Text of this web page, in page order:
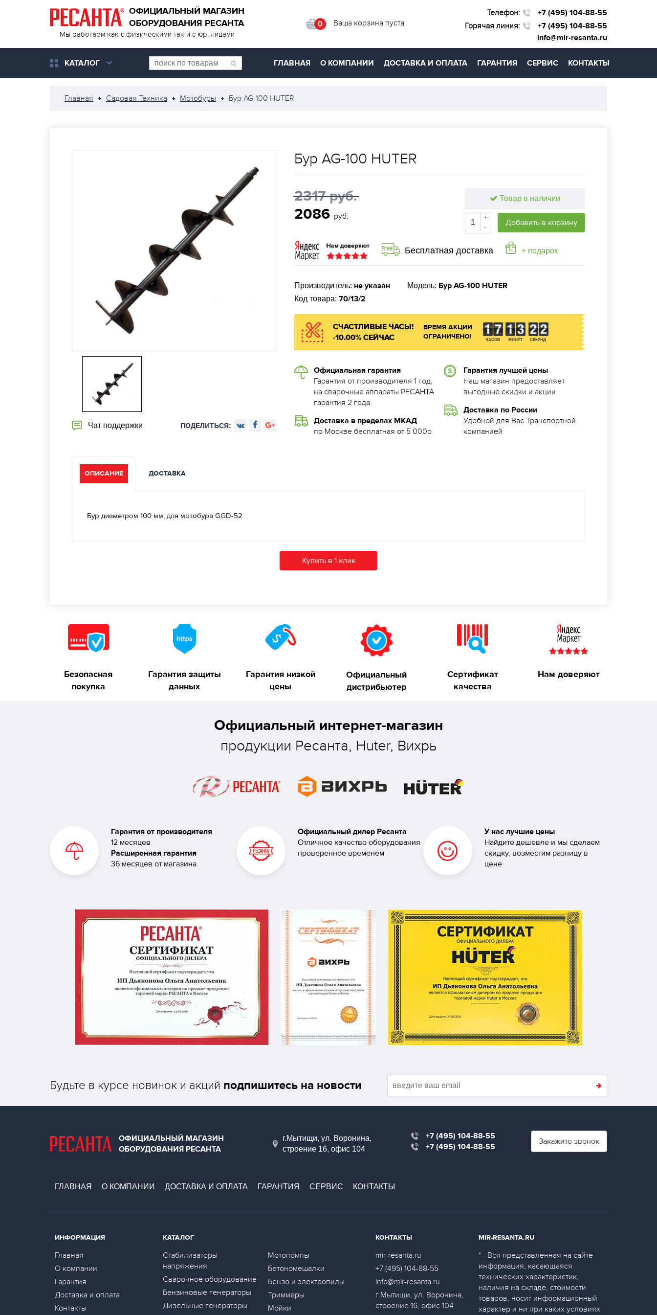
ОФИЦИАЛЬНЫЙ МАГАЗИН
ОБОРУДОВАНИЯ РЕСАНТА
Мы работаем как с физическими так и с юр. лицами
0 Ваша корзина пуста
Телефон:
+7 (495) 104-88-55
Горячая линия:
+7 (495) 104-88-55
info@mir-resanta.ru
КАТАЛОГ ГЛАВНАЯ О КОМПАНИИ ДОСТАВКА И ОПЛАТА ГАРАНТИЯ СЕРВИС КОНТАКТЫ
Главная Садовая Техника Мотобуры Бур AG-100 HUTER
Чат поддержки ПОДЕЛИТЬСЯ:
Бур AG-100 HUTER
2317 руб.
2086 руб.
Товар в наличии
+
-
Добавить в корзину
Бесплатная доставка + подарок
Производитель: не указан Модель: Бур AG-100 HUTER
Код товара: 70/13/2
СЧАСТЛИВЫЕ ЧАСЫ!
-10.00% СЕЙЧАС
ВРЕМЯ АКЦИИ
ОГРАНИЧЕНО!
ЧАСОВ МИНУТ СЕКУНД
Официальная гарантия
Гарантия от производителя 1 год,
на сварочные аппараты РЕСАНТА
гарантия 2 года.
Доставка в пределах МКАД
по Москве бесплатная от 5 000р
Гарантия лучшей цены
Наш магазин предоставляет
выгодные скидки и акции
Доставка по России
Удобной для Вас Транспортной
компанией
ОПИСАНИЕ ДОСТАВКА
Бур диаметром 100 мм, для мотобура GGD-52
Купить в 1 клик
Безопасная
покупка
Гарантия защиты
данных
Гарантия низкой
цены
Официальный
дистрибьютер
Сертификат
качества
Нам доверяют
Официальный интернет-магазин
продукции Ресанта, Huter, Вихрь
Гарантия от производителя
12 месяцев
Расширенная гарантия
36 месяцев от магазина
Официальный дилер Ресанта
Отличное качество оборудования
проверенное временем
У нас лучшие цены
Найдите дешевле и мы сделаем
скидку, возместим разницу в
цене
Будьте в курсе новинок и акций подпишитесь на новости
ОФИЦИАЛЬНЫЙ МАГАЗИН
ОБОРУДОВАНИЯ РЕСАНТА
г.Мытищи, ул. Воронина,
строение 16, офис 104
+7 (495) 104-88-55
+7 (495) 104-88-55
Закажите звонок
ГЛАВНАЯ О КОМПАНИИ ДОСТАВКА И ОПЛАТА ГАРАНТИЯ СЕРВИС КОНТАКТЫ
ИНФОРМАЦИЯ
Главная
О компании
Гарантия
Доставка и оплата
Контакты
КАТАЛОГ
Стабилизаторы
напряжения
Сварочное оборудование
Бензиновые генераторы
Дизельные генераторы
Мотопомпы
Бетономешалки
Бензо и электропилы
Триммеры
Мойки
КОНТАКТЫ
mir-resanta.ru
+7 (495) 104-88-55
info@mir-resanta.ru
г.Мытищи, ул. Воронина,
строение 16, офис 104
MIR-RESANTA.RU
* - Вся представленная на сайте
информация, касающаяся
технических характеристик,
наличия на складе, стоимости
товаров, носит информационный
характер и ни при каких условиях